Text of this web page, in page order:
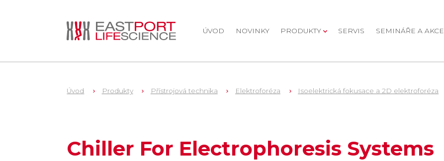
ÚVOD NOVINKY PRODUKTY SERVIS SEMINÁŘE A AKCE
Úvod Produkty Přístrojová technika Elektroforéza Isoelektrická fokusace a 2D elektroforéza
Chiller For Electrophoresis Systems